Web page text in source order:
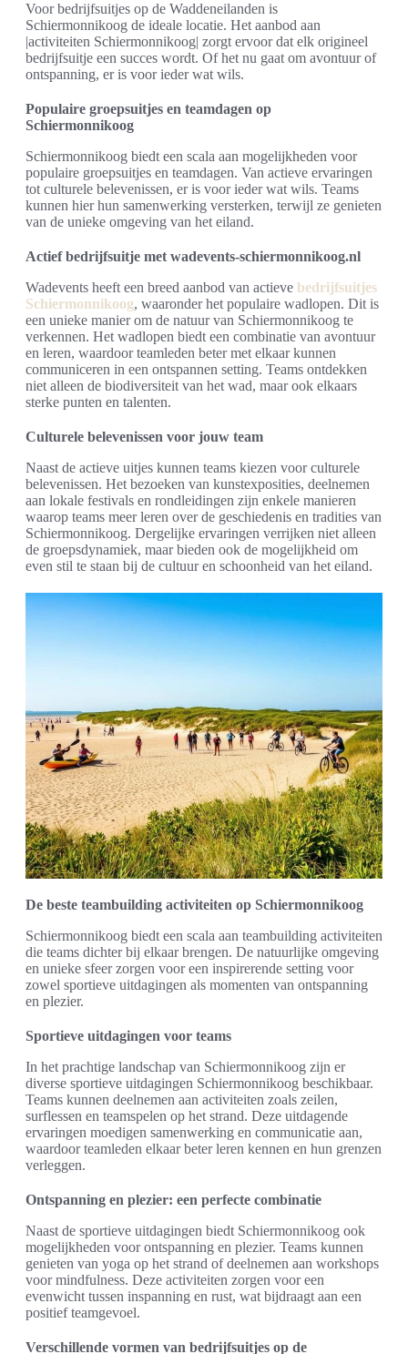
Voor bedrijfsuitjes op de Waddeneilanden is
Schiermonnikoog de ideale locatie. Het aanbod aan
|activiteiten Schiermonnikoog| zorgt ervoor dat elk origineel
bedrijfsuitje een succes wordt. Of het nu gaat om avontuur of
ontspanning, er is voor ieder wat wils.
Populaire groepsuitjes en teamdagen op
Schiermonnikoog
Schiermonnikoog biedt een scala aan mogelijkheden voor
populaire groepsuitjes en teamdagen. Van actieve ervaringen
tot culturele belevenissen, er is voor ieder wat wils. Teams
kunnen hier hun samenwerking versterken, terwijl ze genieten
van de unieke omgeving van het eiland.
Actief bedrijfsuitje met wadevents-schiermonnikoog.nl
Wadevents heeft een breed aanbod van actieve bedrijfsuitjes
Schiermonnikoog, waaronder het populaire wadlopen. Dit is
een unieke manier om de natuur van Schiermonnikoog te
verkennen. Het wadlopen biedt een combinatie van avontuur
en leren, waardoor teamleden beter met elkaar kunnen
communiceren in een ontspannen setting. Teams ontdekken
niet alleen de biodiversiteit van het wad, maar ook elkaars
sterke punten en talenten.
Culturele belevenissen voor jouw team
Naast de actieve uitjes kunnen teams kiezen voor culturele
belevenissen. Het bezoeken van kunstexposities, deelnemen
aan lokale festivals en rondleidingen zijn enkele manieren
waarop teams meer leren over de geschiedenis en tradities van
Schiermonnikoog. Dergelijke ervaringen verrijken niet alleen
de groepsdynamiek, maar bieden ook de mogelijkheid om
even stil te staan bij de cultuur en schoonheid van het eiland.
De beste teambuilding activiteiten op Schiermonnikoog
Schiermonnikoog biedt een scala aan teambuilding activiteiten
die teams dichter bij elkaar brengen. De natuurlijke omgeving
en unieke sfeer zorgen voor een inspirerende setting voor
zowel sportieve uitdagingen als momenten van ontspanning
en plezier.
Sportieve uitdagingen voor teams
In het prachtige landschap van Schiermonnikoog zijn er
diverse sportieve uitdagingen Schiermonnikoog beschikbaar.
Teams kunnen deelnemen aan activiteiten zoals zeilen,
surflessen en teamspelen op het strand. Deze uitdagende
ervaringen moedigen samenwerking en communicatie aan,
waardoor teamleden elkaar beter leren kennen en hun grenzen
verleggen.
Ontspanning en plezier: een perfecte combinatie
Naast de sportieve uitdagingen biedt Schiermonnikoog ook
mogelijkheden voor ontspanning en plezier. Teams kunnen
genieten van yoga op het strand of deelnemen aan workshops
voor mindfulness. Deze activiteiten zorgen voor een
evenwicht tussen inspanning en rust, wat bijdraagt aan een
positief teamgevoel.
Verschillende vormen van bedrijfsuitjes op de